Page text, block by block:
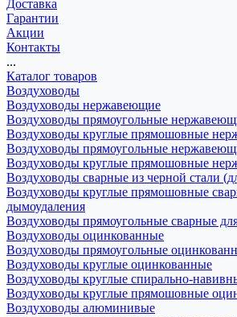
Доставка
Гарантии
Акции
Контакты
...
Каталог товаров
Воздуховоды
Воздуховоды нержавеющие
Воздуховоды прямоугольные
Воздуховоды круглые прямошовные
Воздуховоды прямоугольные
Воздуховоды круглые прямошовные
Воздуховоды сварные из черной стали
Воздуховоды круглые прямошовные
дымоудаления
Воздуховоды прямоугольные сварные
Воздуховоды оцинкованные
Воздуховоды прямоугольные
Воздуховоды круглые оцинкованные
Воздуховоды круглые спирально-
Воздуховоды круглые прямошовные
Воздуховоды алюминивые